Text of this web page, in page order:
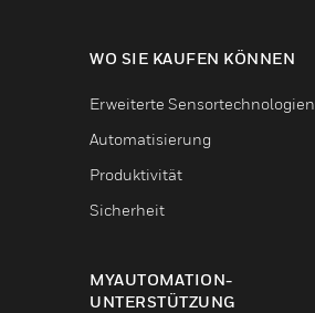
WO SIE KAUFEN KÖNNEN
Erweiterte Sensortechnologien
Automatisierung
Produktivität
Sicherheit
MYAUTOMATION-
UNTERSTÜTZUNG